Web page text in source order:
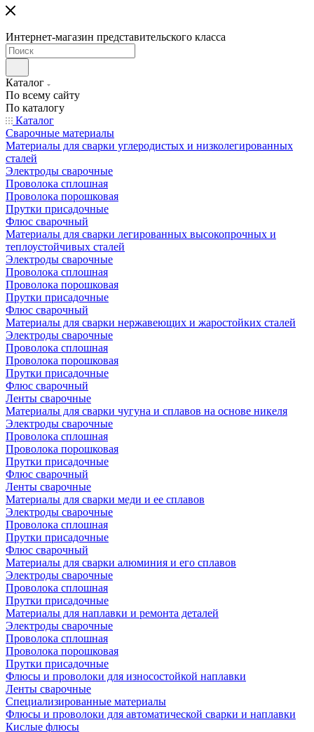
Интернет-магазин представительского класса
Каталог
По всему сайту
По каталогу
Каталог
Сварочные материалы
Материалы для сварки углеродистых и низколегированных
сталей
Электроды сварочные
Проволока сплошная
Проволока порошковая
Прутки присадочные
Флюс сварочный
Материалы для сварки легированных высокопрочных и
теплоустойчивых сталей
Электроды сварочные
Проволока сплошная
Проволока порошковая
Прутки присадочные
Флюс сварочный
Материалы для сварки нержавеющих и жаростойких сталей
Электроды сварочные
Проволока сплошная
Проволока порошковая
Прутки присадочные
Флюс сварочный
Ленты сварочные
Материалы для сварки чугуна и сплавов на основе никеля
Электроды сварочные
Проволока сплошная
Проволока порошковая
Прутки присадочные
Флюс сварочный
Ленты сварочные
Материалы для сварки меди и ее сплавов
Электроды сварочные
Проволока сплошная
Прутки присадочные
Флюс сварочный
Материалы для сварки алюминия и его сплавов
Электроды сварочные
Проволока сплошная
Прутки присадочные
Материалы для наплавки и ремонта деталей
Электроды сварочные
Проволока сплошная
Проволока порошковая
Прутки присадочные
Флюсы и проволоки для износостойкой наплавки
Ленты сварочные
Специализированные материалы
Флюсы и проволоки для автоматической сварки и наплавки
Кислые флюсы